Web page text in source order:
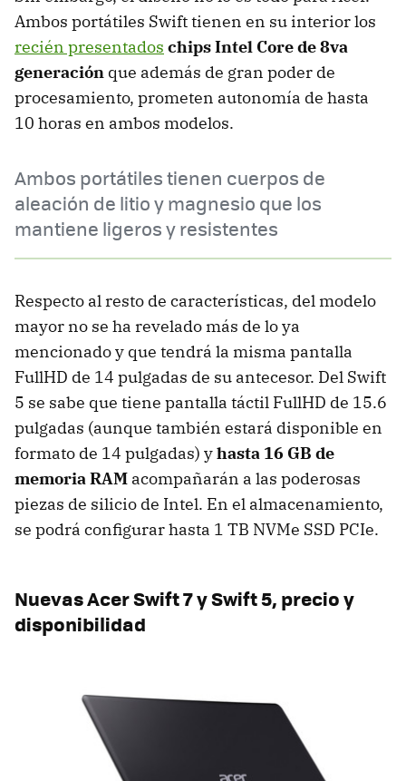
Ambos portátiles Swift tienen en su interior los
recién presentados chips Intel Core de 8va
generación que además de gran poder de
procesamiento, prometen autonomía de hasta
10 horas en ambos modelos.
Ambos portátiles tienen cuerpos de
aleación de litio y magnesio que los
mantiene ligeros y resistentes
Respecto al resto de características, del modelo
mayor no se ha revelado más de lo ya
mencionado y que tendrá la misma pantalla
FullHD de 14 pulgadas de su antecesor. Del Swift
5 se sabe que tiene pantalla táctil FullHD de 15.6
pulgadas (aunque también estará disponible en
formato de 14 pulgadas) yhasta 16 GB de
memoria RAM acompañarán a las poderosas
piezas de silicio de Intel. En el almacenamiento,
se podrá configurar hasta 1 TB NVMe SSD PCIe.
Nuevas Acer Swift 7 y Swift 5, precio y
disponibilidad